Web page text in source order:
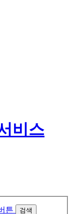
검색